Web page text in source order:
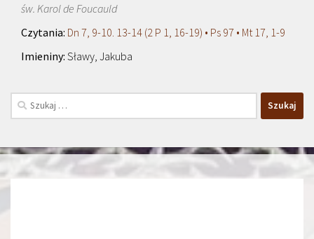
św. Karol de Foucauld
Dn 7, 9-10. 13-14 (2 P 1, 16-19) • Ps 97 • Mt 17, 1-9
Sławy, Jakuba
Szukaj: